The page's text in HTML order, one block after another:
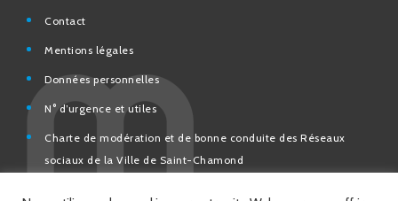
Contact
Mentions légales
Données personnelles
N° d’urgence et utiles
Charte de modération et de bonne conduite des Réseaux
sociaux de la Ville de Saint-Chamond